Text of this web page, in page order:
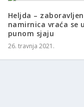
Heljda –
namirnica vraća se
punom sjaju
26. travnja 2021.